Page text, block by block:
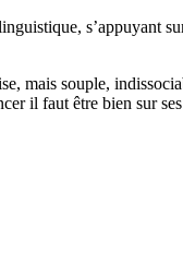
s’appuyant
mais souple,
il faut être bien sur